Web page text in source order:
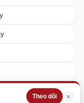
Theo dõi ×